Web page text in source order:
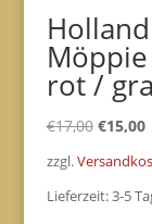
rot /
€17,00
€17,00
€15,00
zzgl.
Lieferzeit:3-5